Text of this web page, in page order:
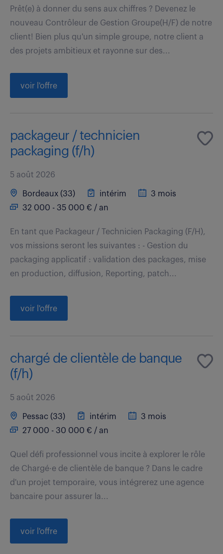
Prêt(e) à donner du sens aux chiffres ? Devenez le
nouveau Contrôleur de Gestion Groupe(H/F) de notre
client! Bien plus qu'un simple groupe, notre client a
des projets ambitieux et rayonne sur des...
voir l'offre
packageur / technicien
packaging (f/h)
5 août 2026
Bordeaux (33) intérim
3 mois
32 000 - 35 000 € / an
En tant que Packageur / Technicien Packaging (F/H),
vos missions seront les suivantes : - Gestion du
packaging applicatif : validation des packages, mise
en production, diffusion, Reporting, patch...
voir l'offre
chargé de clientèle de banque
(f/h)
5 août 2026
Pessac (33) intérim
3 mois
27 000 - 30 000 € / an
Quel défi professionnel vous incite à explorer le rôle
de Chargé·e de clientèle de banque ? Dans le cadre
d'un projet temporaire, vous intégrerez une agence
bancaire pour assurer la...
voir l'offre